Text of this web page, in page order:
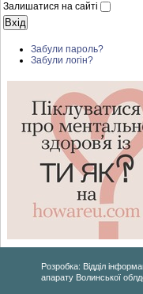
Залишатися на сайті
Забули пароль?
Забули логін?
Розробка: Відділ
апарату Волинської